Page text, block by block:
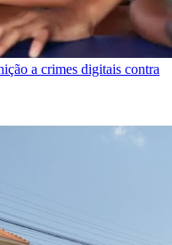
a crimes digitais contra